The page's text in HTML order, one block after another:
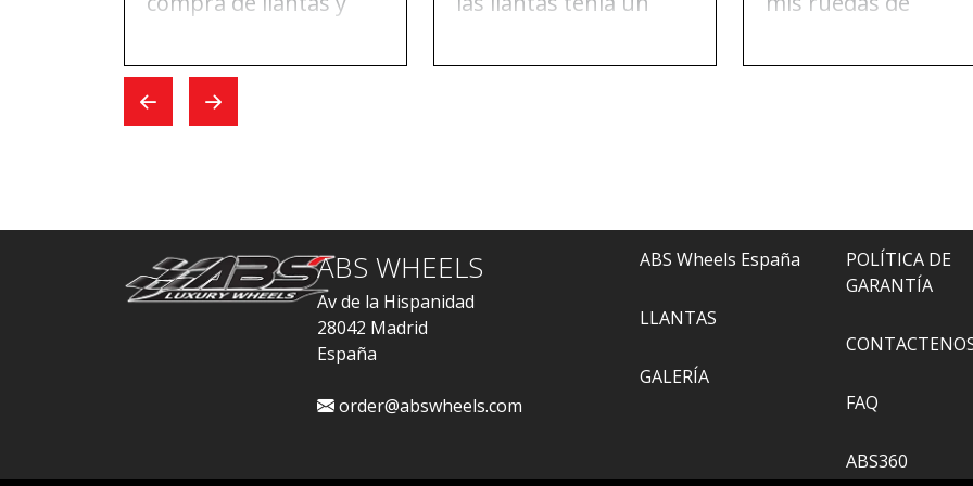
hacer el cambio, todo
fue rápido.
ABS WHEELS
Av de la Hispanidad
28042 Madrid
España
order@abswheels.com
ABS Wheels España
LLANTAS
GALERÍA
POLÍTICA DE
GARANTÍA
FAQ
ABS360